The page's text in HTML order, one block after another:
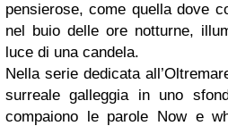
pensierose, come quella dove
nel buio delle ore notturne,
luce di una candela.
Nella serie dedicata
surreale galleggia in uno
compaiono le parole Now e